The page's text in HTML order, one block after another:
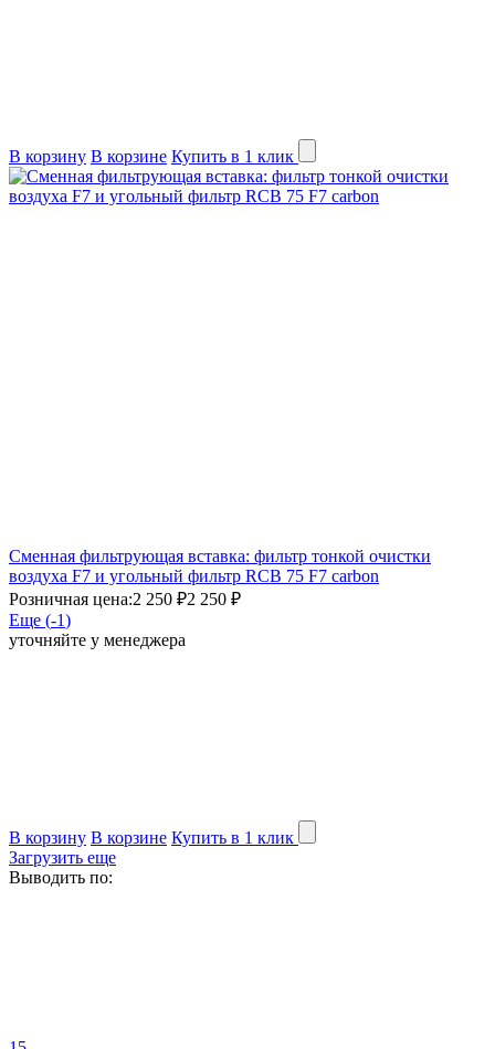
В корзину В корзине Купить в 1 клик
Сменная фильтрующая вставка: фильтр тонкой очистки
воздуха F7 и угольный фильтр RCB 75 F7 carbon
Розничная цена:2 250 ₽2 250 ₽
Еще (-1)
уточняйте у менеджера
В корзину В корзине Купить в 1 клик
Загрузить еще
Выводить по: